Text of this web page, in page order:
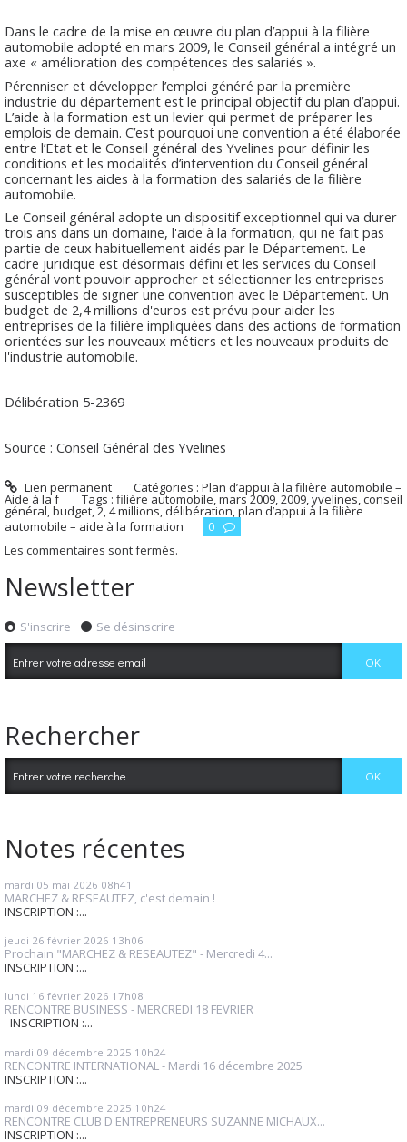
Dans le cadre de la mise en œuvre du plan d’appui à la filière
automobile adopté en mars 2009, le Conseil général a intégré un
axe « amélioration des compétences des salariés ».
Pérenniser et développer l’emploi généré par la première
industrie du département est le principal objectif du plan d’appui.
L’aide à la formation est un levier qui permet de préparer les
emplois de demain. C’est pourquoi une convention a été élaborée
entre l’Etat et le Conseil général des Yvelines pour définir les
conditions et les modalités d’intervention du Conseil général
concernant les aides à la formation des salariés de la filière
automobile.
Le Conseil général adopte un dispositif exceptionnel qui va durer
trois ans dans un domaine, l'aide à la formation, qui ne fait pas
partie de ceux habituellement aidés par le Département. Le
cadre juridique est désormais défini et les services du Conseil
général vont pouvoir approcher et sélectionner les entreprises
susceptibles de signer une convention avec le Département. Un
budget de 2,4 millions d'euros est prévu pour aider les
entreprises de la filière impliquées dans des actions de formation
orientées sur les nouveaux métiers et les nouveaux produits de
l'industrie automobile.
Délibération 5-2369
Source : Conseil Général des Yvelines
Lien permanent Catégories :Plan d’appui à la filière automobile –
Aide à la f Tags : filière automobile,mars 2009,2009,yvelines,conseil
général,budget,2,4 millions, délibération,plan d’appui à la filière
automobile – aide à la formation
0
Les commentaires sont fermés.
Newsletter
S'inscrire Se désinscrire
Rechercher
Notes récentes
mardi 05 mai 2026 08h41
MARCHEZ & RESEAUTEZ, c'est demain !
INSCRIPTION :...
jeudi 26 février 2026 13h06
Prochain "MARCHEZ & RESEAUTEZ" - Mercredi 4...
INSCRIPTION :...
lundi 16 février 2026 17h08
RENCONTRE BUSINESS - MERCREDI 18 FEVRIER
INSCRIPTION :...
mardi 09 décembre 2025 10h24
RENCONTRE INTERNATIONAL - Mardi 16 décembre 2025
INSCRIPTION :...
mardi 09 décembre 2025 10h24
RENCONTRE CLUB D'ENTREPRENEURS SUZANNE MICHAUX...
INSCRIPTION :...